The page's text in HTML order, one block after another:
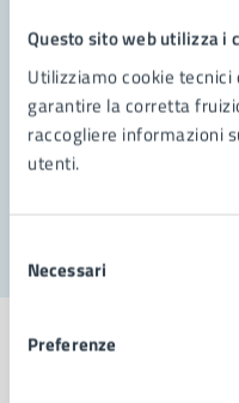
Questo sito web utilizza i
Utilizziamo cookie tecnici
garantire la corretta
raccogliere informazioni
utenti.
delNecessari
Preferenze
Richiedi assistenza
Prenota
Problemi in città